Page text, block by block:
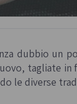
dubbio un
tagliate
le diverse